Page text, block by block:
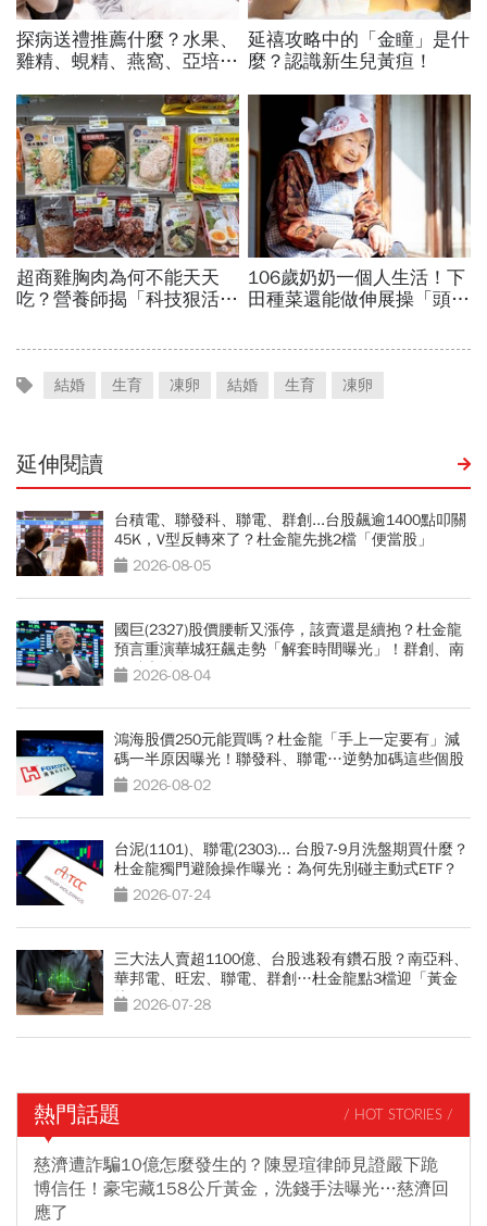
結婚 生育 凍卵 結婚 生育 凍卵
延伸閱讀
台積電、聯發科、聯電、群創...台股飆逾1400點叩關
45K，V型反轉來了？杜金龍先挑2檔「便當股」
2026-08-05
國巨(2327)股價腰斬又漲停，該賣還是續抱？杜金龍
預言重演華城狂飆走勢「解套時間曝光」！群創、南
亞科也點名
2026-08-04
鴻海股價250元能買嗎？杜金龍「手上一定要有」減
碼一半原因曝光！聯發科、聯電…逆勢加碼這些個股
2026-08-02
台泥(1101)、聯電(2303)... 台股7-9月洗盤期買什麼？
杜金龍獨門避險操作曝光：為何先別碰主動式ETF？
2026-07-24
三大法人賣超1100億、台股逃殺有鑽石股？南亞科、
華邦電、旺宏、聯電、群創…杜金龍點3檔迎「黃金
坑」買點
2026-07-28
熱門話題 / HOT STORIES /
慈濟遭詐騙10億怎麼發生的？陳昱瑄律師見證嚴下跪
博信任！豪宅藏158公斤黃金，洗錢手法曝光…慈濟回
應了